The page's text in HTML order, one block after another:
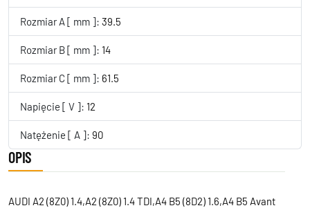
Rozmiar A [ mm ]: 39.5
Rozmiar B [ mm ]: 14
Rozmiar C [ mm ]: 61.5
Napięcie [ V ]: 12
Natężenie [ A ]: 90
OPIS
AUDI A2 (8Z0) 1.4,A2 (8Z0) 1.4 TDI,A4 B5 (8D2) 1.6,A4 B5 Avant